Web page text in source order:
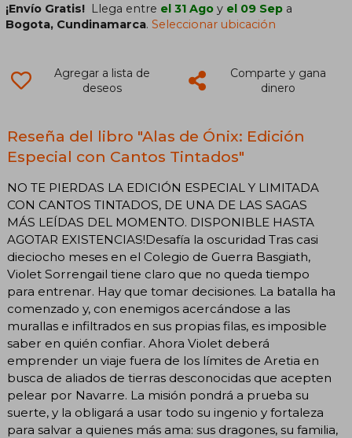
¡Envío Gratis! Llega entre el 31 Ago y el 09 Sep a
Bogota, Cundinamarca.Seleccionar ubicación
Agregar a lista de
deseos
Comparte y gana
dinero
Reseña del libro "Alas de Ónix: Edición
Especial con Cantos Tintados"
NO TE PIERDAS LA EDICIÓN ESPECIAL Y LIMITADA
CON CANTOS TINTADOS, DE UNA DE LAS SAGAS
MÁS LEÍDAS DEL MOMENTO. DISPONIBLE HASTA
AGOTAR EXISTENCIAS!Desafía la oscuridad Tras casi
dieciocho meses en el Colegio de Guerra Basgiath,
Violet Sorrengail tiene claro que no queda tiempo
para entrenar. Hay que tomar decisiones. La batalla ha
comenzado y, con enemigos acercándose a las
murallas e infiltrados en sus propias filas, es imposible
saber en quién confiar. Ahora Violet deberá
emprender un viaje fuera de los límites de Aretia en
busca de aliados de tierras desconocidas que acepten
pelear por Navarre. La misión pondrá a prueba su
suerte, y la obligará a usar todo su ingenio y fortaleza
para salvar a quienes más ama: sus dragones, su familia,